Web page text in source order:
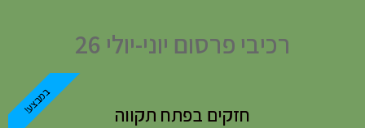
רכיבי פרסום יוני-יולי 26
חזקים בפתח תקווה במבצע!